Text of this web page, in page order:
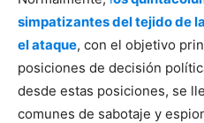
simpatizantes del tejido de
el ataque, con el objetivo
posiciones de decisión
desde estas posiciones, se
comunes de sabotaje y